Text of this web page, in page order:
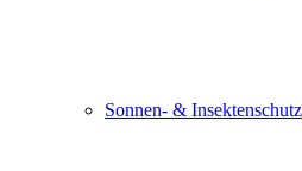
Sonnen- & Insektenschutz